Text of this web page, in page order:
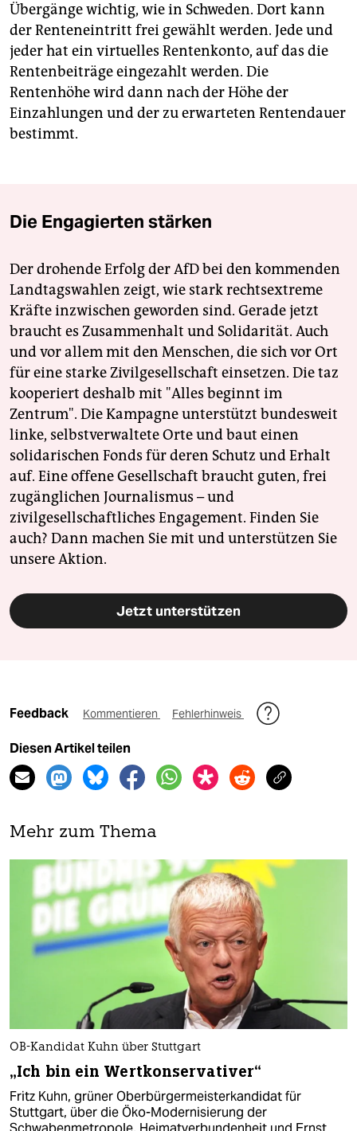
Übergänge wichtig, wie in Schweden. Dort kann
der Renteneintritt frei gewählt werden. Jede und
jeder hat ein virtuelles Rentenkonto, auf das die
Rentenbeiträge eingezahlt werden. Die
Rentenhöhe wird dann nach der Höhe der
Einzahlungen und der zu erwarteten Rentendauer
bestimmt.
Die Engagierten stärken
Der drohende Erfolg der AfD bei den kommenden
Landtagswahlen zeigt, wie stark rechtsextreme
Kräfte inzwischen geworden sind. Gerade jetzt
braucht es Zusammenhalt und Solidarität. Auch
und vor allem mit den Menschen, die sich vor Ort
für eine starke Zivilgesellschaft einsetzen. Die taz
kooperiert deshalb mit "Alles beginnt im
Zentrum". Die Kampagne unterstützt bundesweit
linke, selbstverwaltete Orte und baut einen
solidarischen Fonds für deren Schutz und Erhalt
auf. Eine offene Gesellschaft braucht guten, frei
zugänglichen Journalismus – und
zivilgesellschaftliches Engagement. Finden Sie
auch? Dann machen Sie mit und unterstützen Sie
unsere Aktion.
Jetzt unterstützen
Feedback Kommentieren Fehlerhinweis
Diesen Artikel teilen
Mehr zum Thema
OB-Kandidat Kuhn über Stuttgart
„Ich bin ein Wertkonservativer“
Fritz Kuhn, grüner Oberbürgermeisterkandidat für
Stuttgart, über die Öko-Modernisierung der